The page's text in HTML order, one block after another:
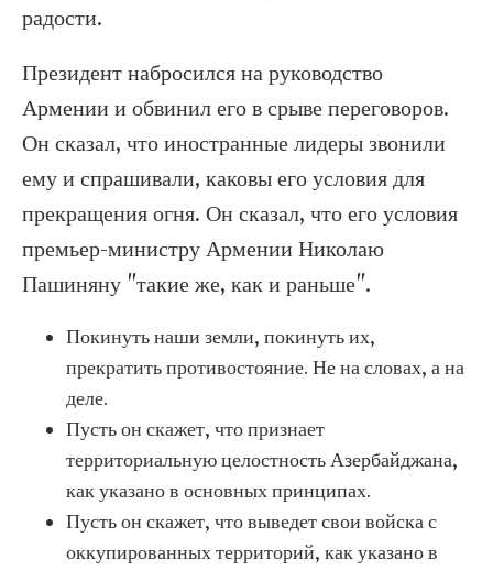
радости.
Президент набросился на руководство
Армении и обвинил его в срыве переговоров.
Он сказал, что иностранные лидеры звонили
ему и спрашивали, каковы его условия для
прекращения огня. Он сказал, что его условия
премьер-министру Армении Николаю
Пашиняну "такие же, как и раньше".
Покинуть наши земли, покинуть их,
прекратить противостояние. Не на словах, а на
деле.
Пусть он скажет, что признает
территориальную целостность Азербайджана,
как указано в основных принципах.
Пусть он скажет, что выведет свои войска с
оккупированных территорий, как указано в